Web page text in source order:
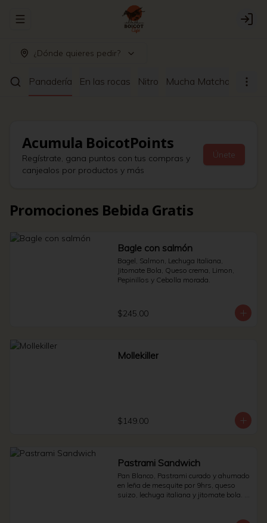
Abrir menu de navegación Login
¿Dónde quieres pedir?
Panadería En las rocas Nitro Mucha Matcha Café
Acumula BoicotPoints
Regístrate, gana puntos con tus compras y
canjealos por productos y más
Únete
Promociones Bebida Gratis
Bagle con salmón
Bagel, Salmon, Lechuga Italiana,
Jitomate Bola, Queso crema, Limon,
Pepinillos y Cebolla morada.
$245.00
Mollekiller
$149.00
Pastrami Sandwich
Pan Blanco, Pastrami curado y ahumado
en leña de mesquite por 9hrs, queso
suizo, lechuga italiana y jitomate bola. *